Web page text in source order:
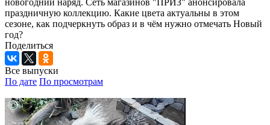
праздничную коллекцию. Какие цвета актуальны в этом
сезоне, как подчеркнуть образ и в чём нужно отмечать Новый
год?
Поделиться
Все выпуски
По дате По просмотрам